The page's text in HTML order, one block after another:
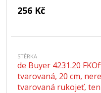
256 Kč
STĚRKA
de Buyer 4231.20
tvarovaná, 20 cm,
tvarovaná rukojeť,